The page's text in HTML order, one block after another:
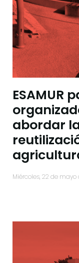
ESAMUR
abordar
miércoles, 22 de